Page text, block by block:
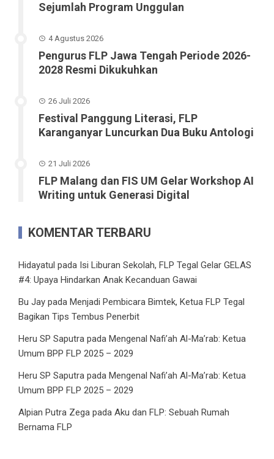
Sejumlah Program Unggulan
4 Agustus 2026
Pengurus FLP Jawa Tengah Periode 2026-
2028 Resmi Dikukuhkan
26 Juli 2026
Festival Panggung Literasi, FLP
Karanganyar Luncurkan Dua Buku Antologi
21 Juli 2026
FLP Malang dan FIS UM Gelar Workshop AI
Writing untuk Generasi Digital
KOMENTAR TERBARU
Hidayatul pada Isi Liburan Sekolah, FLP Tegal Gelar GELAS
#4: Upaya Hindarkan Anak Kecanduan Gawai
Bu Jay pada Menjadi Pembicara Bimtek, Ketua FLP Tegal
Bagikan Tips Tembus Penerbit
Heru SP Saputra pada Mengenal Nafi’ah Al-Ma’rab: Ketua
Umum BPP FLP 2025 – 2029
Heru SP Saputra pada Mengenal Nafi’ah Al-Ma’rab: Ketua
Umum BPP FLP 2025 – 2029
Alpian Putra Zega pada Aku dan FLP: Sebuah Rumah
Bernama FLP